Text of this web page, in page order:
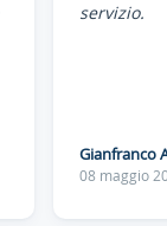
servizio.
Gianfranco
08 maggio